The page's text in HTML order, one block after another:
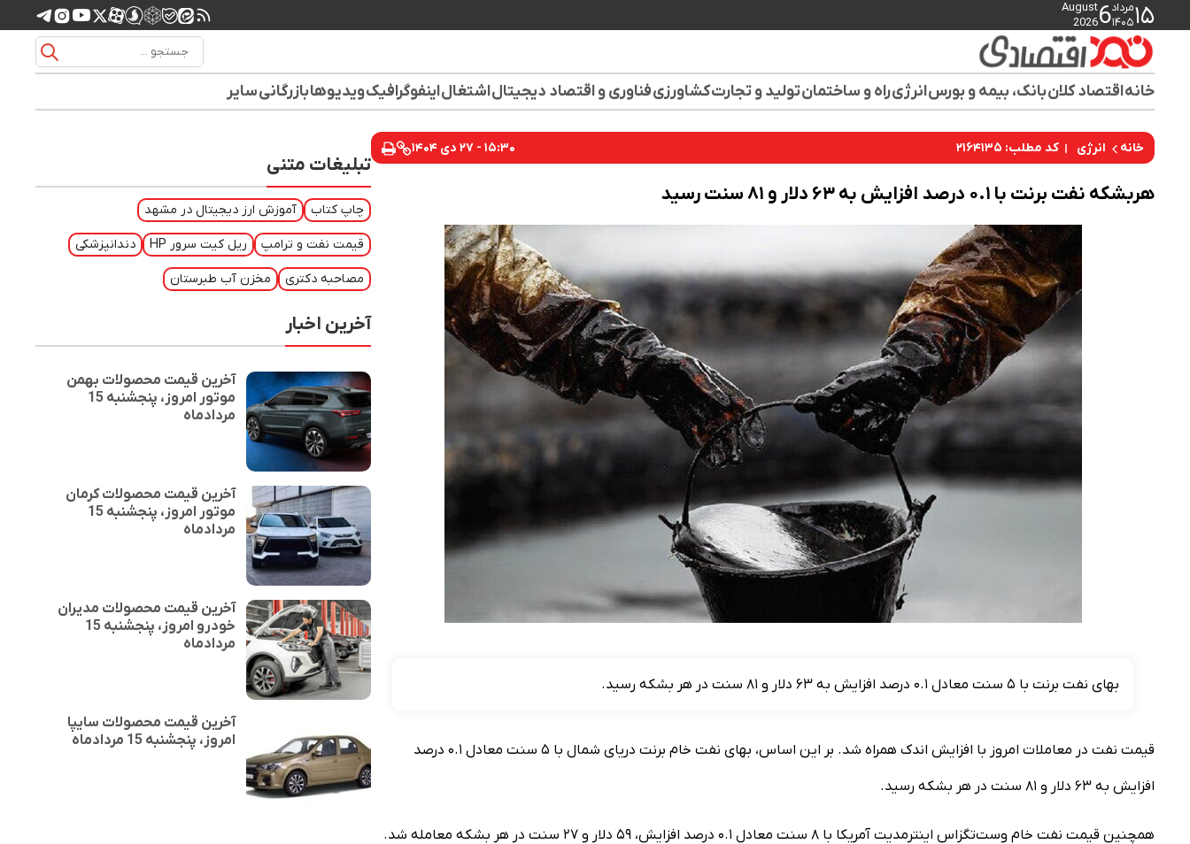
۱۵مرداد
۱۴۰۵6
August
2026
خانهاقتصاد کلانبانک، بیمه و بورسانرژیراه و ساختمانتولید و تجارتکشاورزیفناوری و اقتصاد دیجیتالاشتغالاینفوگرافیکویدیوهابازرگانیسایر
خانه انرژی کد مطلب: ۲۱۶۴۱۳۵ ۱۵:۳۰ - ۲۷ دی ۱۴۰۴
هربشکه نفت برنت با ۰.۱ درصد افزایش به ۶۳ دلار و ۸۱ سنت رسید
بهای نفت برنت با ۵ سنت معادل ۰.۱ درصد افزایش به ۶۳ دلار و ۸۱ سنت در هر بشکه رسید.
قیمت نفت در معاملات امروز با افزایش اندک همراه شد. بر این اساس، بهای نفت خام برنت دریای شمال با ۵ سنت معادل ۰.۱ درصد
افزایش به ۶۳ دلار و ۸۱ سنت در هر بشکه رسید.
همچنین قیمت نفت خام وست‌تگزاس اینترمدیت آمریکا با ۸ سنت معادل ۰.۱ درصد افزایش، ۵۹ دلار و ۲۷ سنت در هر بشکه معامله شد.
تبلیغات متنی
چاپ کتاب آموزش ارز دیجیتال در مشهد
قیمت نفت و ترامپ ریل کیت سرور HP دندانپزشکی
مصاحبه دکتری مخزن آب طبرستان
آخرین اخبار
آخرین قیمت محصولات بهمن
موتور امروز، پنجشنبه 15
مردادماه
آخرین قیمت محصولات کرمان
موتور امروز، پنجشنبه 15
مردادماه
آخرین قیمت محصولات مدیران
خودرو امروز، پنجشنبه 15
مردادماه
آخرین قیمت محصولات سایپا
امروز، پنجشنبه 15 مردادماه